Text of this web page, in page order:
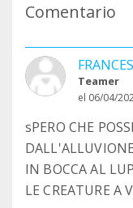
Comentario
Teamer
el 06/04/
sPERO CHE
IN BOCCA AL
LE CREATURE A